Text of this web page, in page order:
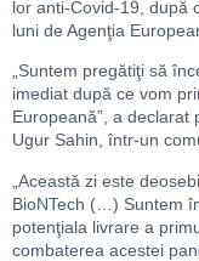
lor anti-Covid-19, după
luni de Agenţia
„Suntem pregătiţi să
imediat după ce vom
Europeană”, a declarat
Ugur Sahin, într-un
„Această zi este
BioNTech (…) Suntem
potenţiala livrare a
combaterea acestei